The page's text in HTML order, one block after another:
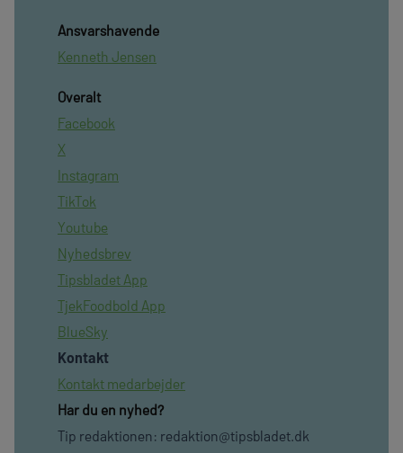
Ansvarshavende
Kenneth Jensen
Overalt
Facebook
X
Instagram
TikTok
Youtube
Nyhedsbrev
Tipsbladet App
TjekFoodbold App
BlueSky
Kontakt
Kontakt medarbejder
Har du en nyhed?
Tip redaktionen: redaktion@tipsbladet.dk